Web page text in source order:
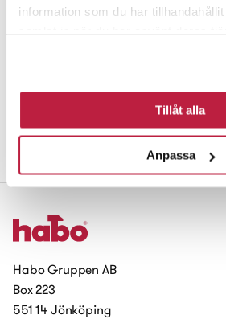
information som du har
Tillåt alla
Anpassa
Golvlistskruv Silver 35 mm
Habo Gruppen AB
Box 223
551 14 Jönköping